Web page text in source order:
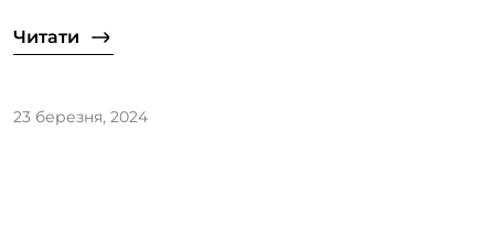
Читати
23 березня, 2024